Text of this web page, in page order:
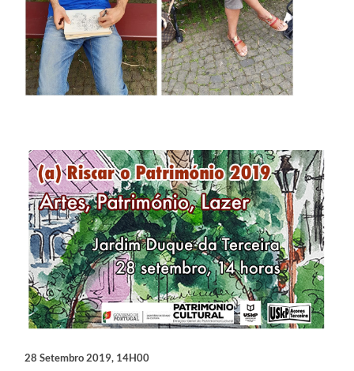
28 Setembro 2019, 14H00